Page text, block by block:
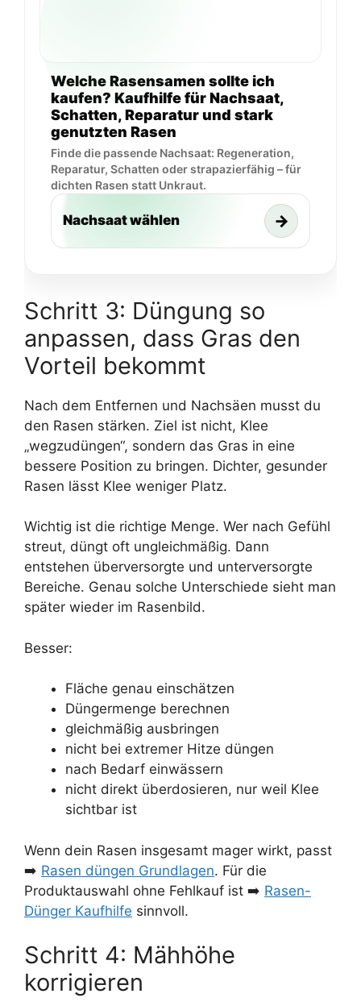
Welche Rasensamen sollte ich
kaufen? Kaufhilfe für Nachsaat,
Schatten, Reparatur und stark
genutzten Rasen
Finde die passende Nachsaat: Regeneration,
Reparatur, Schatten oder strapazierfähig – für
dichten Rasen statt Unkraut.
Nachsaat wählen →
Schritt 3: Düngung so
anpassen, dass Gras den
Vorteil bekommt
Nach dem Entfernen und Nachsäen musst du
den Rasen stärken. Ziel ist nicht, Klee
„wegzudüngen“, sondern das Gras in eine
bessere Position zu bringen. Dichter, gesunder
Rasen lässt Klee weniger Platz.
Wichtig ist die richtige Menge. Wer nach Gefühl
streut, düngt oft ungleichmäßig. Dann
entstehen überversorgte und unterversorgte
Bereiche. Genau solche Unterschiede sieht man
später wieder im Rasenbild.
Besser:
Fläche genau einschätzen
Düngermenge berechnen
gleichmäßig ausbringen
nicht bei extremer Hitze düngen
nach Bedarf einwässern
nicht direkt überdosieren, nur weil Klee
sichtbar ist
Wenn dein Rasen insgesamt mager wirkt, passt
➡️ Rasen düngen Grundlagen. Für die
Produktauswahl ohne Fehlkauf ist ➡️ Rasen-
Dünger Kaufhilfe sinnvoll.
Schritt 4: Mähhöhe
korrigieren